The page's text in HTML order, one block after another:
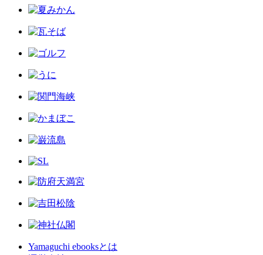
Yamaguchi ebooksとは